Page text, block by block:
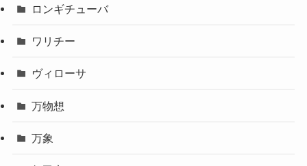
ロンギチューバ
ワリチー
ヴィローサ
万物想
万象